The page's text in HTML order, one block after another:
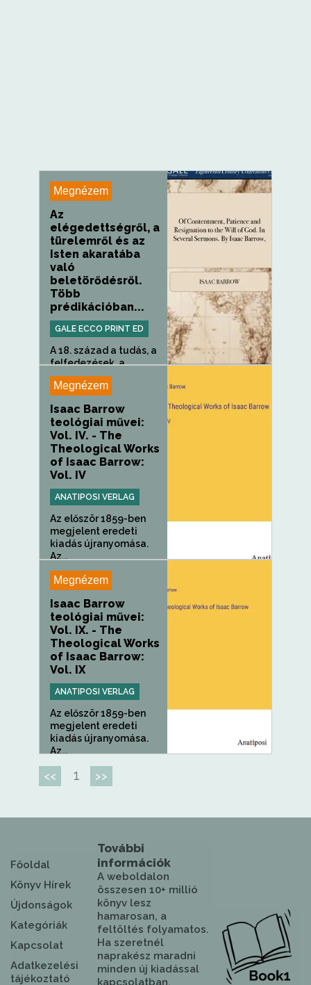
Megnézem
Az
elégedettségről, a
türelemről és az
Isten akaratába
való
beletörődésről.
Több
prédikációban...
GALE ECCO PRINT ED
A 18. század a tudás, a
felfedezések, a
gyorsan...
Megnézem
Isaac Barrow
teológiai művei:
Vol. IV. - The
Theological Works
of Isaac Barrow:
Vol. IV
ANATIPOSI VERLAG
Az először 1859-ben
megjelent eredeti
kiadás újranyomása.
Az...
Megnézem
Isaac Barrow
teológiai művei:
Vol. IX. - The
Theological Works
of Isaac Barrow:
Vol. IX
ANATIPOSI VERLAG
Az először 1859-ben
megjelent eredeti
kiadás újranyomása.
Az...
<< 1 >>
Főoldal
Könyv Hírek
Újdonságok
Kategóriák
Kapcsolat
Adatkezelési
tájékoztató
További
információk
A weboldalon
összesen 10+ millió
könyv lesz
hamarosan, a
feltöltés folyamatos.
Ha szeretnél
naprakész maradni
minden új kiadással
kapcsolatban,